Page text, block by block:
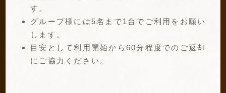
す。
グループ様には5名まで1台でご利用をお願い
します。
目安として利用開始から60分程度でのご返却
にご協力ください。